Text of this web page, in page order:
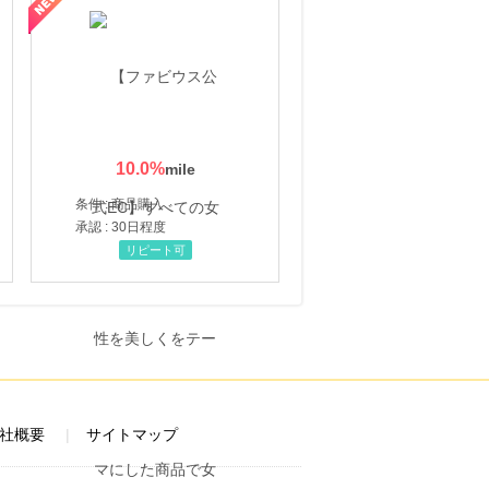
10.0%
条件 : 商品購入
承認 : 30日程度
リピート可
概要 サイトマップ